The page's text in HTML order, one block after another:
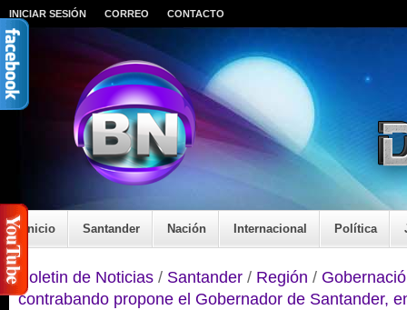
INICIAR SESIÓN CORREO CONTACTO
Inicio Santander Nación Internacional Política
Boletin de Noticias / Santander / Región /
contrabando propone el Gobernador de Santander,